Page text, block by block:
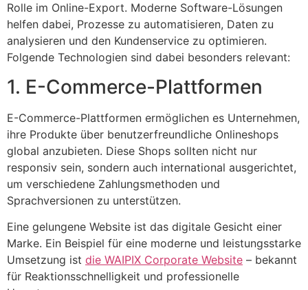
Rolle im Online-Export. Moderne Software-Lösungen
helfen dabei, Prozesse zu automatisieren, Daten zu
analysieren und den Kundenservice zu optimieren.
Folgende Technologien sind dabei besonders relevant:
1. E-Commerce-Plattformen
E-Commerce-Plattformen ermöglichen es Unternehmen,
ihre Produkte über benutzerfreundliche Onlineshops
global anzubieten. Diese Shops sollten nicht nur
responsiv sein, sondern auch international ausgerichtet,
um verschiedene Zahlungsmethoden und
Sprachversionen zu unterstützen.
Eine gelungene Website ist das digitale Gesicht einer
Marke. Ein Beispiel für eine moderne und leistungsstarke
Umsetzung ist die WAIPIX Corporate Website – bekannt
für Reaktionsschnelligkeit und professionelle